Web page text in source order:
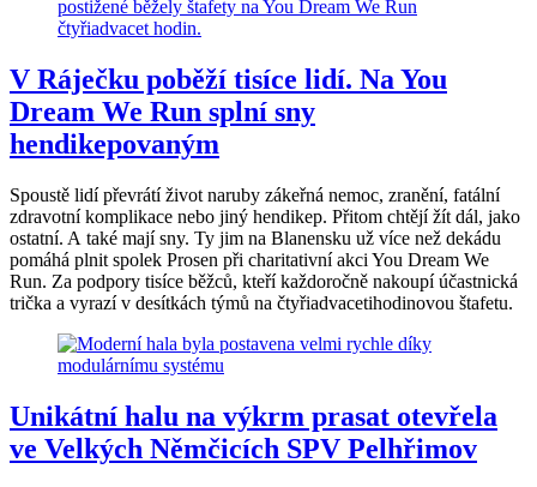
V Ráječku poběží tisíce lidí. Na You
Dream We Run splní sny
hendikepovaným
Spoustě lidí převrátí život naruby zákeřná nemoc, zranění, fatální
zdravotní komplikace nebo jiný hendikep. Přitom chtějí žít dál, jako
ostatní. A také mají sny. Ty jim na Blanensku už více než dekádu
pomáhá plnit spolek Prosen při charitativní akci You Dream We
Run. Za podpory tisíce běžců, kteří každoročně nakoupí účastnická
trička a vyrazí v desítkách týmů na čtyřiadvacetihodinovou štafetu.
Unikátní halu na výkrm prasat otevřela
ve Velkých Němčicích SPV Pelhřimov